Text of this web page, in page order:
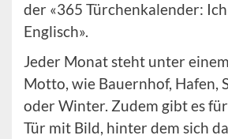
der «365 Türchenkalender:
Englisch».
Jeder Monat steht unter
Motto, wie Bauernhof, Hafen,
oder Winter. Zudem gibt es
Tür mit Bild, hinter dem sich